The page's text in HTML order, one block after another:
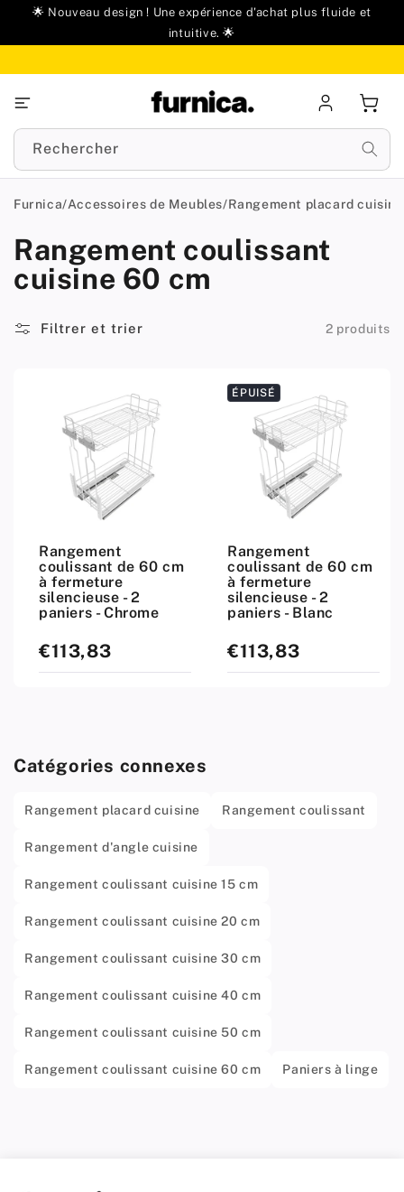
🌟 Nouveau design ! Une expérience d'achat plus fluide et
intuitive. 🌟
connecter
Rechercher
Furnica/Accessoires de Meubles/Rangement placard cuisine
Rangement coulissant
cuisine 60 cm
Filtrer et trier 2 produits
Rangement
coulissant de 60 cm
à fermeture
silencieuse - 2
paniers - Chrome
Prix
standard
€113,83
ÉPUISÉ
Rangement
coulissant de 60 cm
à fermeture
silencieuse - 2
paniers - Blanc
Prix
standard
€113,83
Catégories connexes
Rangement placard cuisine Rangement coulissant
Rangement d'angle cuisine
Rangement coulissant cuisine 15 cm
Rangement coulissant cuisine 20 cm
Rangement coulissant cuisine 30 cm
Rangement coulissant cuisine 40 cm
Rangement coulissant cuisine 50 cm
Rangement coulissant cuisine 60 cm Paniers à linge